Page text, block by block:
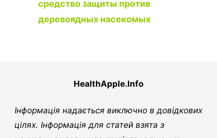
средство защиты против
деревоядных насекомых
HealthApple.Info
Інформація надається виключно в довідкових
цілях. Інформація для статей взята з